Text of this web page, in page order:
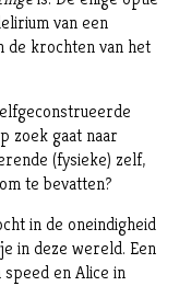
van een
de krochten van het
zoek gaat naar
(fysieke) zelf,
te bevatten?
in de oneindigheid
in deze wereld. Een
en Alice in